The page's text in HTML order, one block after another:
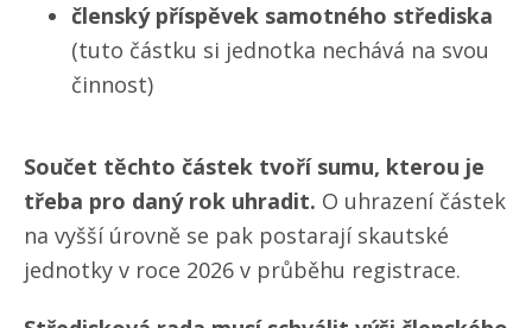
členský příspěvek samotného střediska
(tuto částku si jednotka nechává na svou
činnost)
Součet těchto částek tvoří sumu, kterou je
třeba pro daný rok uhradit. O uhrazení částek
na vyšší úrovně se pak postarají skautské
jednotky v roce 2026 v průběhu registrace.